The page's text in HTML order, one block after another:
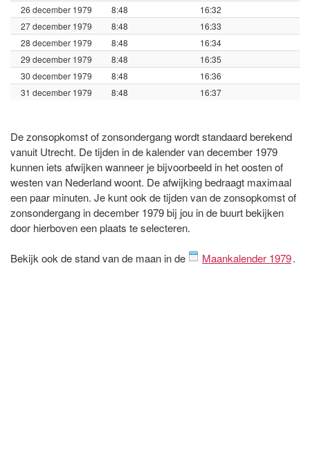
26 december 1979 8:48
16:32
27 december 1979
8:48
16:33
28 december 1979
8:48
16:34
29 december 1979
8:48
16:35
30 december 1979
8:48
16:36
31 december 1979
8:48 16:37
De zonsopkomst of zonsondergang wordt standaard berekend
vanuit Utrecht. De tijden in de kalender van december 1979
kunnen iets afwijken wanneer je bijvoorbeeld in het oosten of
westen van Nederland woont. De afwijking bedraagt maximaal
een paar minuten. Je kunt ook de tijden van de zonsopkomst of
zonsondergang in december 1979 bij jou in de buurt bekijken
door hierboven een plaats te selecteren.
Bekijk ook de stand van de maan in de Maankalender 1979.